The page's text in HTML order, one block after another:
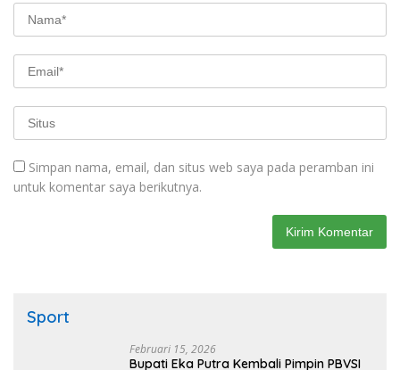
Simpan nama, email, dan situs web saya pada peramban ini
untuk komentar saya berikutnya.
Sport
Februari 15, 2026
Bupati Eka Putra Kembali Pimpin PBVSI